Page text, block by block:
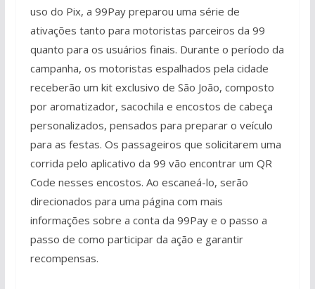
uso do Pix, a 99Pay preparou uma série de
ativações tanto para motoristas parceiros da 99
quanto para os usuários finais. Durante o período da
campanha, os motoristas espalhados pela cidade
receberão um kit exclusivo de São João, composto
por aromatizador, sacochila e encostos de cabeça
personalizados, pensados para preparar o veículo
para as festas. Os passageiros que solicitarem uma
corrida pelo aplicativo da 99 vão encontrar um QR
Code nesses encostos. Ao escaneá-lo, serão
direcionados para uma página com mais
informações sobre a conta da 99Pay e o passo a
passo de como participar da ação e garantir
recompensas.